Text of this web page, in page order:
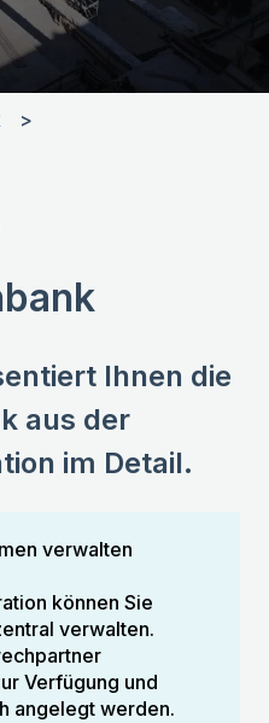
Ihnen die
aus der
im Detail.
verwalten
können Sie
verwalten.
Verfügung und
angelegt werden.